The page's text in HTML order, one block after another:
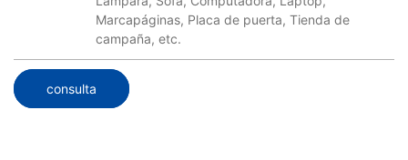
Marcapáginas, Placa de puerta, Tienda de
campaña, etc.
consulta